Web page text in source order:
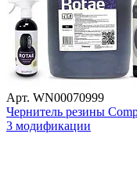
Арт. WN00070999
Чернитель резины
3 модификации